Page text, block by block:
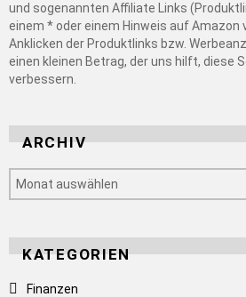
und sogenannten Affiliate Links
einem * oder einem Hinweis auf Amazon
Anklicken der Produktlinks bzw.
einen kleinen Betrag, der uns hilft, diese
verbessern.
ARCHIV
Archiv
KATEGORIEN
Finanzen